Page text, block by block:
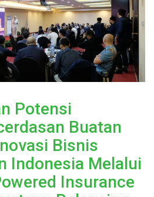
Potensi
Buatan
Bisnis
Indonesia Melalui
Insurance